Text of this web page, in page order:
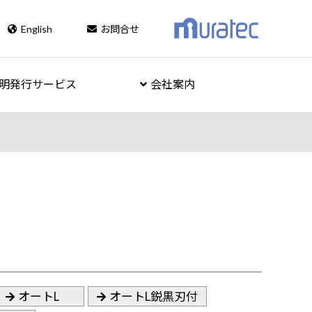
English お問合せ
発行サービス 会社案内
オートL オートL鋭黒刃付